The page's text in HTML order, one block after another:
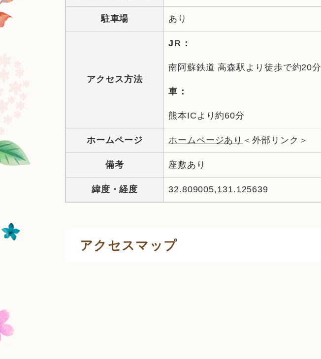
駐車場 あり
アクセス方法
JR：
南阿蘇鉄道 高森駅より徒歩で約20分
車：
熊本ICより約60分
ホームページ ホームページあり ＜外部リンク＞
備考 座敷あり
緯度・経度 32.809005,131.125639
アクセスマップ